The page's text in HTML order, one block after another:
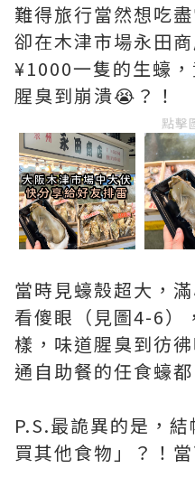
難得旅行當然想吃
卻在木津市場永田
¥1000一隻的生蠔
腥臭到崩潰😭？！
點擊
當時見蠔殼超大，
看傻眼（見圖4-6）
樣，味道腥臭到彷
通自助餐的任食蠔
P.S.最詭異的是，
買其他食物」？！